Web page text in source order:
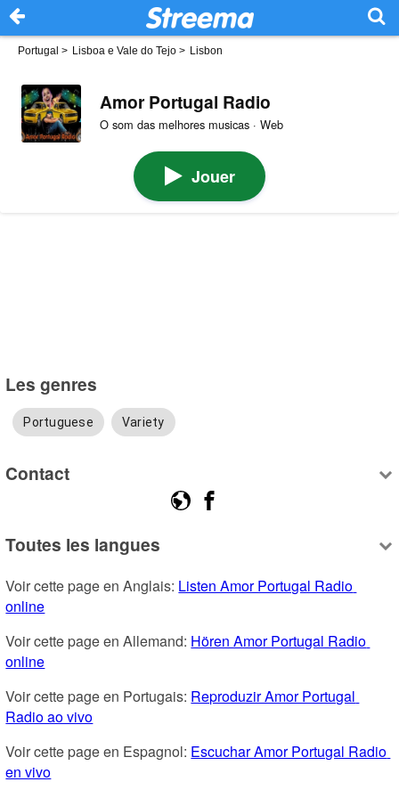
Portugal > Lisboa e Vale do Tejo > Lisbon
Amor Portugal Radio
O som das melhores musicas · Web
Jouer
Les genres
Portuguese Variety
Contact
Toutes les langues
Voir cette page en Anglais: Listen Amor Portugal Radio
online
Voir cette page en Allemand: Hören Amor Portugal Radio
online
Voir cette page en Portugais: Reproduzir Amor Portugal
Radio ao vivo
Voir cette page en Espagnol: Escuchar Amor Portugal Radio
en vivo